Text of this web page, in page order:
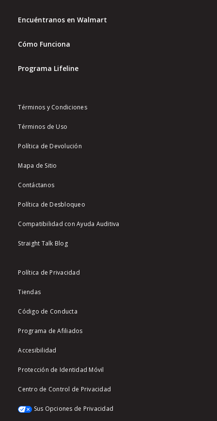
Encuéntranos en Walmart
Cómo Funciona
Programa Lifeline
Términos y Condiciones
Términos de Uso
Política de Devolución
Mapa de Sitio
Contáctanos
Política de Desbloqueo
Compatibilidad con Ayuda Auditiva
Straight Talk Blog
Política de Privacidad
Tiendas
Código de Conducta
Programa de Afiliados
Accesibilidad
Protección de Identidad Móvil
Centro de Control de Privacidad
Sus Opciones de Privacidad